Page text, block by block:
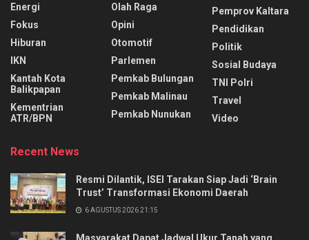
Energi
Fokus
Hiburan
IKN
Kantah Kota
Balikpapan
Kementrian
ATR/BPN
Olah Raga
Opini
Otomotif
Parlemen
Pemkab Bulungan
Pemkab Malinau
Pemkab Nunukan
Pemprov Kaltara
Pendidikan
Politik
Sosial Budaya
TNI Polri
Travel
Video
Recent News
Resmi Dilantik, ISEI Tarakan Siap Jadi ‘Brain
Trust’ Transformasi Ekonomi Daerah
6 AGUSTUS 2026 21:15